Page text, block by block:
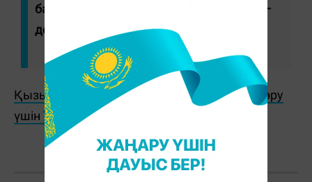
бағытталған тергеу жүргізіліп жатыр", –
деді ведомство өкілі.
Қызықты жаңалықтар мен видеоларды көру
үшін TikTok арнамызға жазылыңыз!
Ж. Қадыржанова